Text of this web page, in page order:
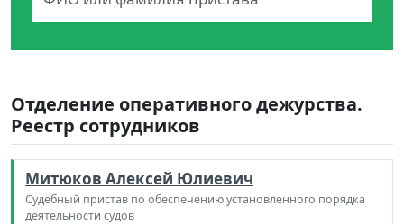
Отделение оперативного дежурства.
Реестр сотрудников
Митюков Алексей Юлиевич
Судебный пристав по обеспечению установленного порядка
деятельности судов